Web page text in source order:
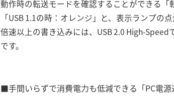
動作時の転送モードを確認することができる「
「USB 1.1の時：オレンジ」と、表示ランプの
倍速以上の書き込みには、USB 2.0 High-
です。
■手間いらずで消費電力も低減できる「PC電源